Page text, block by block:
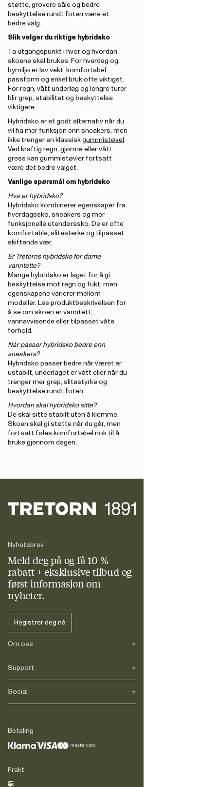
støtte, grovere såle og bedre
beskyttelse rundt foten være et
bedre valg.
Slik velger du riktige hybridsko
Ta utgangspunkt i hvor og hvordan
skoene skal brukes. For hverdag og
bymiljø er lav vekt, komfortabel
passform og enkel bruk ofte viktigst.
For regn, vått underlag og lengre turer
blir grep, stabilitet og beskyttelse
viktigere.
Hybridsko er et godt alternativ når du
vil ha mer funksjon enn sneakers, men
ikke trenger en klassisk gummistøvel .
Ved kraftig regn, gjørme eller vått
gress kan gummistøvler fortsatt
være det bedre valget.
Vanlige spørsmål om hybridsko
Hva er hybridsko?
Hybridsko kombinerer egenskaper fra
hverdagssko, sneakers og mer
funksjonelle utendørssko. De er ofte
komfortable, slitesterke og tilpasset
skiftende vær.
Er Tretorns hybridsko for dame
vanntette?
Mange hybridsko er laget for å gi
beskyttelse mot regn og fukt, men
egenskapene varierer mellom
modeller. Les produktbeskrivelsen for
å se om skoen er vanntett,
vannavvisende eller tilpasset våte
forhold.
Når passer hybridsko bedre enn
sneakers?
Hybridsko passer bedre når været er
ustabilt, underlaget er vått eller når du
trenger mer grep, slitestyrke og
beskyttelse rundt foten.
Hvordan skal hybridsko sitte?
De skal sitte stabilt uten å klemme.
Skoen skal gi støtte når du går, men
fortsatt føles komfortabel nok til å
bruke gjennom dagen.
Nyhetsbrev
Meld deg på og få 10 %
rabatt + eksklusive tilbud og
først informasjon om
nyheter.
Registrer deg nå
Om oss
Vår historie
Karriere
Journals
Support
FAQs
Levering
Juridisk
Kontakt
Social
TikTok
LinkedIn
Betaling
Frakt